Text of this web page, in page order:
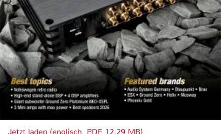
Jetzt laden (englisch, PDF, 12.29 MB)